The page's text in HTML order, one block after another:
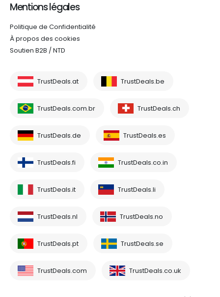
Mentions légales
Politique de Confidentialité
À propos des cookies
Soutien B2B / NTD
TrustDeals.at TrustDeals.be
TrustDeals.com.br TrustDeals.ch
TrustDeals.de TrustDeals.es
TrustDeals.fi TrustDeals.co.in
TrustDeals.it TrustDeals.li
TrustDeals.nl TrustDeals.no
TrustDeals.pt TrustDeals.se
TrustDeals.com TrustDeals.co.uk